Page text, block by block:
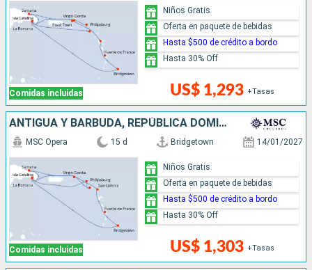
Comidas incluidas US$ 1,293 +Tasas
Niños Gratis
Oferta en paquete de bebidas
Hasta $500 de crédito a bordo
Hasta 30% Off
ANTIGUA Y BARBUDA, REPÚBLICA DOMINICANA, SAN MARTÍN, BARBADOS
Comidas incluidas
MSC Opera 15 d Bridgetown 14/01/2027
US$ 1,303 +Tasas
Niños Gratis
Oferta en paquete de bebidas
Hasta $500 de crédito a bordo
Hasta 30% Off